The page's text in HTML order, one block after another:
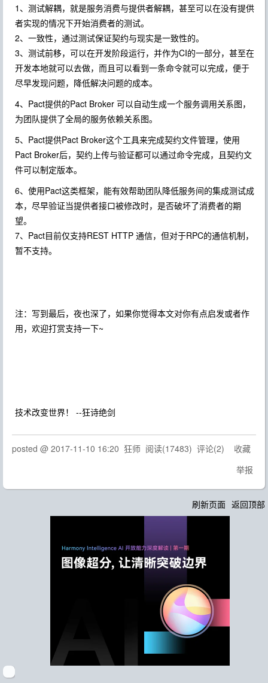
1、测试解耦，就是服务消费与提供者解耦，甚至可以在没有提供
者实现的情况下开始消费者的测试。
2、一致性，通过测试保证契约与现实是一致性的。
3、测试前移，可以在开发阶段运行，并作为CI的一部分，甚至在
开发本地就可以去做，而且可以看到一条命令就可以完成，便于
尽早发现问题，降低解决问题的成本。
4、Pact提供的Pact Broker 可以自动生成一个服务调用关系图，
为团队提供了全局的服务依赖关系图。
5、Pact提供Pact Broker这个工具来完成契约文件管理，使用
Pact Broker后，契约上传与验证都可以通过命令完成，且契约文
件可以制定版本。
6、使用Pact这类框架，能有效帮助团队降低服务间的集成测试成
本，尽早验证当提供者接口被修改时，是否破坏了消费者的期
望。
7、Pact目前仅支持REST HTTP 通信，但对于RPC的通信机制，
暂不支持。
注：写到最后，夜也深了，如果你觉得本文对你有点启发或者作
用，欢迎打赏支持一下~
技术改变世界！ --狂诗绝剑
posted @ 2017-11-10 16:20 狂师 阅读(17483) 评论(2) 收藏
举报
刷新页面 返回顶部